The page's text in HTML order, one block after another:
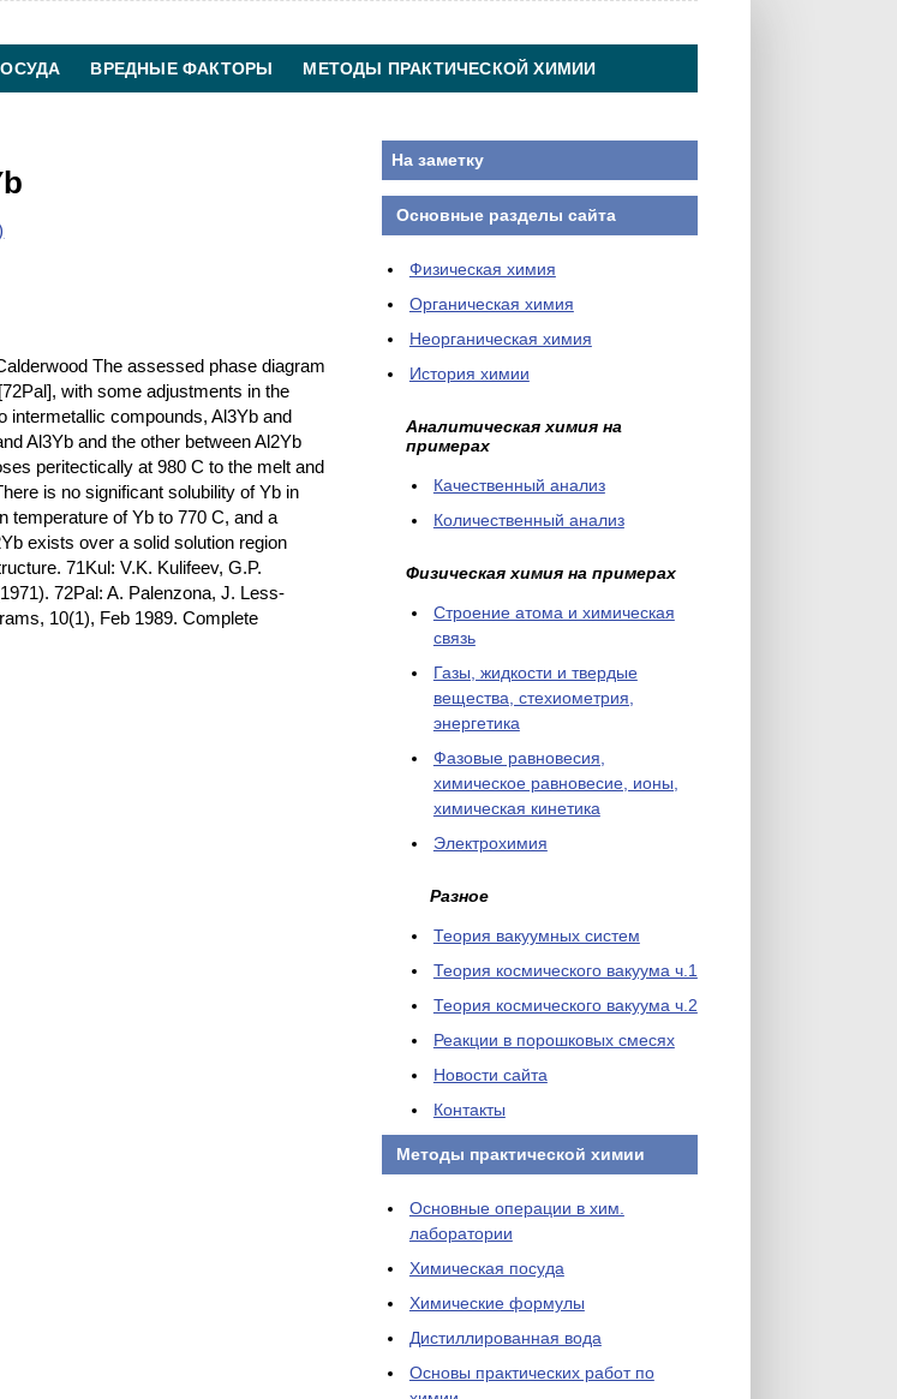
ВРЕДНЫЕ ФАКТОРЫ МЕТОДЫ ПРАКТИЧЕСКОЙ ХИМИИ
The assessed phase diagram
with some adjustments in the
compounds, Al3Yb and
Al3Yb and the other between Al2Yb
peritectically at 980 C to the melt and
is no significant solubility of Yb in
temperature of Yb to 770 C, and a
exists over a solid solution region
71Kul: V.K. Kulifeev, G.P.
72Pal: A. Palenzona, J. Less-
10(1), Feb 1989. Complete
На заметку
Основные разделы сайта
Физическая химия
Органическая химия
Неорганическая химия
История химии
Аналитическая химия на
примерах
Качественный анализ
Количественный анализ
Физическая химия на примерах
Cтроение атома и химическая
связь
Газы, жидкости и твердые
вещества, стехиометрия,
энергетика
Фазовые равновесия,
химическое равновесие, ионы,
химическая кинетика
Электрохимия
Разное
Теория вакуумных систем
Теория космического вакуума ч.1
Теория космического вакуума ч.2
Реакции в порошковых смесях
Новости сайта
Контакты
Методы практической химии
Основные операции в хим.
лаборатории
Химическая посуда
Химические формулы
Дистиллированная вода
Основы практических работ по